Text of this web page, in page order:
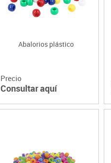
Abalorios plástico
Precio
Consultar aquí